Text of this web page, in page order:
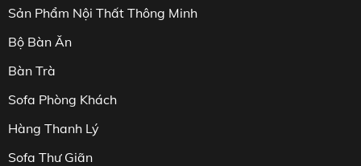
Sản Phẩm Nội Thất Thông Minh
Bộ Bàn Ăn
Bàn Trà
Sofa Phòng Khách
Hàng Thanh Lý
Sofa Thư Giãn